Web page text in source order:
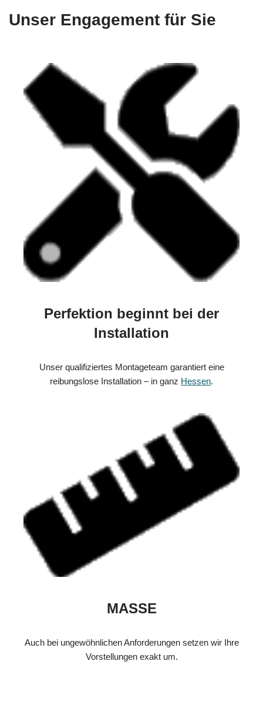
Unser Engagement für Sie
Perfektion beginnt bei der
Installation
Unser qualifiziertes Montageteam garantiert eine
reibungslose Installation – in ganz Hessen.
MASSE
Auch bei ungewöhnlichen Anforderungen setzen wir Ihre
Vorstellungen exakt um.